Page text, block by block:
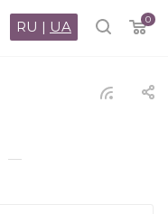
0
RU | UA
—